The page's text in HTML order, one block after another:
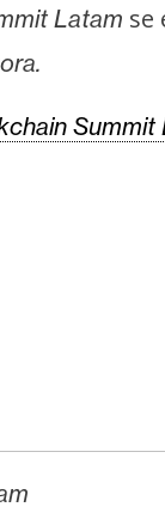
Latam se
Summit